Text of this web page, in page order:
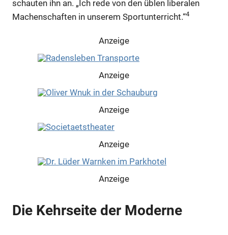
schauten ihn an. „Ich rede von den üblen liberalen
Machenschaften in unserem Sportunterricht.“4
Anzeige
Anzeige
Anzeige
Anzeige
Anzeige
Die Kehrseite der Moderne